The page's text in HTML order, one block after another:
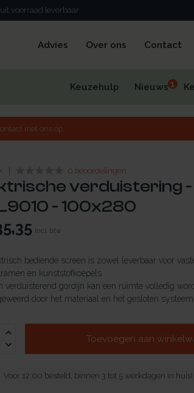
uit voorraad leverbaar
Advies Over ons Contact
Keuzehulp Nieuws1
met ons op.
0 beoordelingen
verduistering
- 100x280
Incl. btw
bediende screen is zowel leverbaar voor
en kunststofkoepels.
verduisterend gordijn kan een ruimte volledig
door het materiaal en het gesloten systeem.
Toevoegen aan
Voor 12:00 besteld, binnen 3 tot 5 werkdagen in huis!